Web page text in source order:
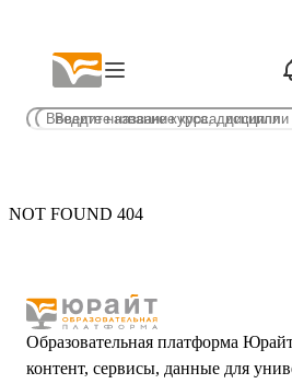
NOT FOUND 404
Образовательная платформа
контент, сервисы, данные для